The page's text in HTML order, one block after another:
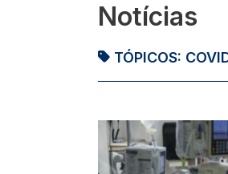
Notícias
TÓPICOS:
Imagem